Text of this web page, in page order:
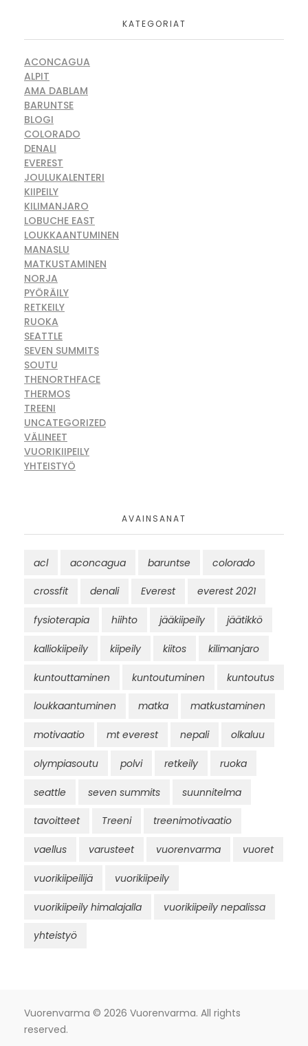
KATEGORIAT
ACONCAGUA
ALPIT
AMA DABLAM
BARUNTSE
BLOGI
COLORADO
DENALI
EVEREST
JOULUKALENTERI
KIIPEILY
KILIMANJARO
LOBUCHE EAST
LOUKKAANTUMINEN
MANASLU
MATKUSTAMINEN
NORJA
PYÖRÄILY
RETKEILY
RUOKA
SEATTLE
SEVEN SUMMITS
SOUTU
THENORTHFACE
THERMOS
TREENI
UNCATEGORIZED
VÄLINEET
VUORIKIIPEILY
YHTEISTYÖ
AVAINSANAT
acl aconcagua baruntse colorado
crossfit denali Everest everest 2021
fysioterapia hiihto jääkiipeily jäätikkö
kalliokiipeily kiipeily kiitos kilimanjaro
kuntouttaminen kuntoutuminen kuntoutus
loukkaantuminen matka matkustaminen
motivaatio mt everest nepali olkaluu
olympiasoutu polvi retkeily ruoka
seattle seven summits suunnitelma
tavoitteet Treeni treenimotivaatio
vaellus varusteet vuorenvarma vuoret
vuorikiipeilijä vuorikiipeily
vuorikiipeily himalajalla vuorikiipeily nepalissa
yhteistyö
Vuorenvarma © 2026 Vuorenvarma. All rights
reserved.